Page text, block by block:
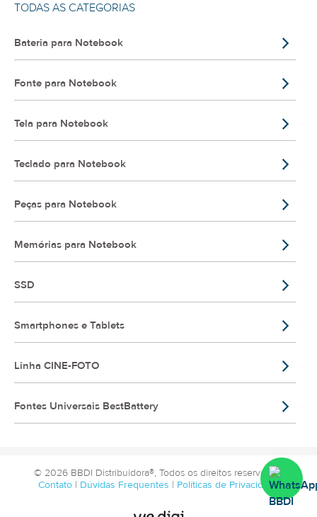
TODAS AS CATEGORIAS
Bateria para Notebook
Fonte para Notebook
Tela para Notebook
Teclado para Notebook
Peças para Notebook
Memórias para Notebook
SSD
Smartphones e Tablets
Linha CINE-FOTO
Fontes Universais BestBattery
© 2026 BBDI Distribuidora®, Todos os direitos reservados.
Contato | Dúvidas Frequentes | Políticas de Privacidade